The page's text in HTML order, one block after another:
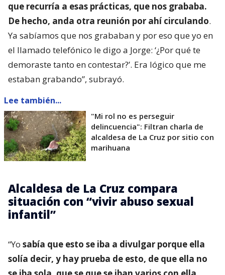
que recurría a esas prácticas, que nos grababa.
De hecho, anda otra reunión por ahí circulando.
Ya sabíamos que nos grababan y por eso que yo en
el llamado telefónico le digo a Jorge: ‘¿Por qué te
demoraste tanto en contestar?’. Era lógico que me
estaban grabando”, subrayó.
Lee también...
"Mi rol no es perseguir
delincuencia": Filtran charla de
alcaldesa de La Cruz por sitio con
marihuana
Alcaldesa de La Cruz compara
situación con “vivir abuso sexual
infantil”
“Yo sabía que esto se iba a divulgar porque ella
solía decir, y hay prueba de esto, de que ella no